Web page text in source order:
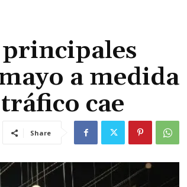
principales
a medida
cae
Share